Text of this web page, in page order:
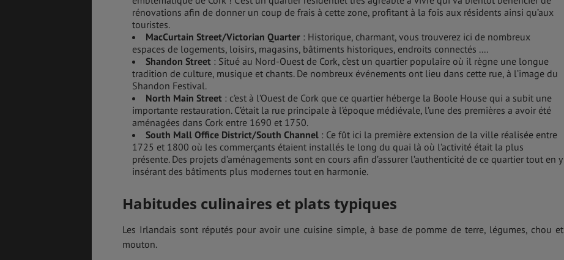
rénovations afin de donner un coup de frais à cette zone, profitant à la fois aux résidents ainsi qu’aux
touristes.
MacCurtain Street/Victorian Quarter : Historique, charmant, vous trouverez ici de nombreux
espaces de logements, loisirs, magasins, bâtiments historiques, endroits connectés ....
Shandon Street : Situé au Nord-Ouest de Cork, c’est un quartier populaire où il règne une longue
tradition de culture, musique et chants. De nombreux événements ont lieu dans cette rue, à l’image du
Shandon Festival.
North Main Street : c’est à l’Ouest de Cork que ce quartier héberge la Boole House qui a subit une
importante restauration. C’était la rue principale à l’époque médiévale, l’une des premières a avoir été
aménagées dans Cork entre 1690 et 1750.
South Mall Office District/South Channel : Ce fût ici la première extension de la ville réalisée entre
1725 et 1800 où les commerçants étaient installés le long du quai là où l’activité était la plus
présente. Des projets d’aménagements sont en cours afin d’assurer l’authenticité de ce quartier tout en y
insérant des bâtiments plus modernes tout en harmonie.
Habitudes culinaires et plats typiques
Les Irlandais sont réputés pour avoir une cuisine simple, à base de pomme de terre, légumes, chou et
mouton.